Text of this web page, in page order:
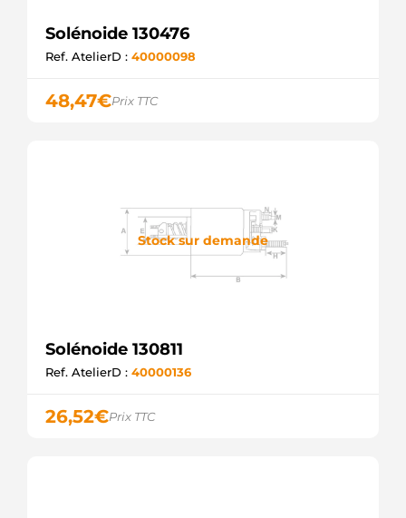
Solénoide 130476
Ref. AtelierD : 40000098
48,47€Prix TTC
Stock sur demande
Solénoide 130811
Ref. AtelierD : 40000136
26,52€Prix TTC